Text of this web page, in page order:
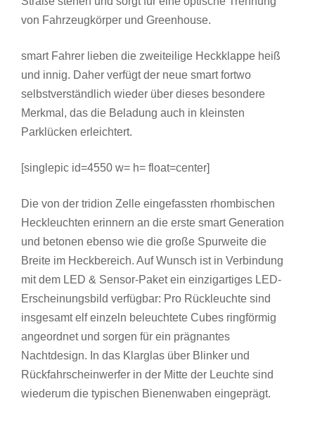
von Fahrzeugkörper und Greenhouse.
smart Fahrer lieben die zweiteilige Heckklappe heiß
und innig. Daher verfügt der neue smart fortwo
selbstverständlich wieder über dieses besondere
Merkmal, das die Beladung auch in kleinsten
Parklücken erleichtert.
[singlepic id=4550 w= h= float=center]
Die von der tridion Zelle eingefassten rhombischen
Heckleuchten erinnern an die erste smart Generation
und betonen ebenso wie die große Spurweite die
Breite im Heckbereich. Auf Wunsch ist in Verbindung
mit dem LED & Sensor-Paket ein einzigartiges LED-
Erscheinungsbild verfügbar: Pro Rückleuchte sind
insgesamt elf einzeln beleuchtete Cubes ringförmig
angeordnet und sorgen für ein prägnantes
Nachtdesign. In das Klarglas über Blinker und
Rückfahrscheinwerfer in der Mitte der Leuchte sind
wiederum die typischen Bienenwaben eingeprägt.